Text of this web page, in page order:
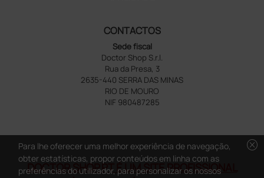
CONTACTOS
Sede fiscal
Doctor Shop S.r.l.
Rua da Presa, 3
2635-440 SERRA DAS MINAS
RIO DE MOURO
NIF 980487285
DOCTOR SHOP.PT É UM SITE PROFISSIONAL
cancel
Para lhe oferecer uma melhor experiência de navegação,
obter estatísticas, propor conteúdos em linha com as
preferências do utilizador, para personalizar os nossos